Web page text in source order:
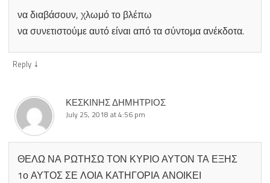
να διαβάσουν, χλωμό το βλέπω
να συνετιστούμε αυτό είναι από τα σύντομα ανέκδοτα.
Reply ↓
ΚΕΣΚΙΝΗΣ ΔΗΜΗΤΡΙΟΣ
July 25, 2018 at 4:56 pm
ΘΕΛΩ ΝΑ ΡΩΤΗΣΩ ΤΟΝ ΚΥΡΙΟ ΑΥΤΟΝ ΤΑ ΕΞΗΣ
1ο ΑΥΤΟΣ ΣΕ ΛΟΙΑ ΚΑΤΗΓΟΡΙΑ ΑΝΟΙΚΕΙ